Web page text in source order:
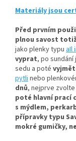
Materiály jsou
Před prvním
plnou savost
jako plenky typu aIl
vyprat, po sundání
sedu a poté
pytlinebo
dnů, nejprve
poté hlavní prací
s mýdlem,
přípravky typu
mokré gumičky, n